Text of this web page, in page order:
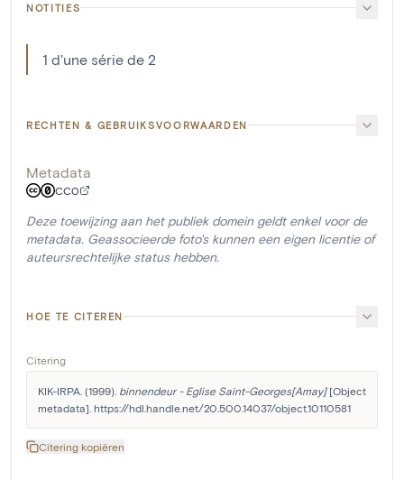
NOTITIES
1 d'une série de 2
RECHTEN & GEBRUIKSVOORWAARDEN
Metadata
CC0
Deze toewijzing aan het publiek domein geldt enkel voor de
metadata. Geassocieerde foto's kunnen een eigen licentie of
auteursrechtelijke status hebben.
HOE TE CITEREN
Citering
KIK-IRPA. (1999). binnendeur - Eglise Saint-Georges[Amay] [Object
metadata]. https://hdl.handle.net/20.500.14037/object.10110581
Citering kopiëren